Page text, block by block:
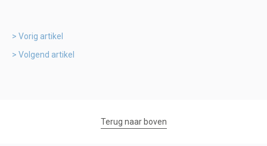
Vorig artikel
Volgend artikel
Terug naar boven